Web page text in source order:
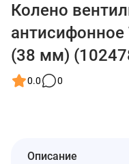
Колено
(38 мм)
0.0 0
Описание